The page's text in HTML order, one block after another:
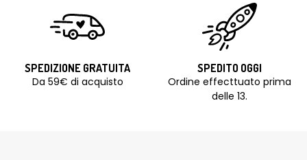
SPEDIZIONE GRATUITA
Da 59€ di acquisto
SPEDITO OGGI
Ordine effecttuato prima
delle 13.